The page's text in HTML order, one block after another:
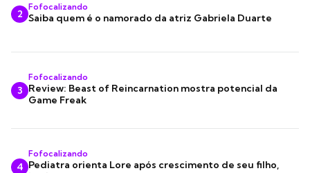
2
Fofocalizando
Saiba quem é o namorado da atriz Gabriela Duarte
3
Fofocalizando
Review: Beast of Reincarnation mostra potencial da
Game Freak
4
Fofocalizando
Pediatra orienta Lore após crescimento de seu filho,